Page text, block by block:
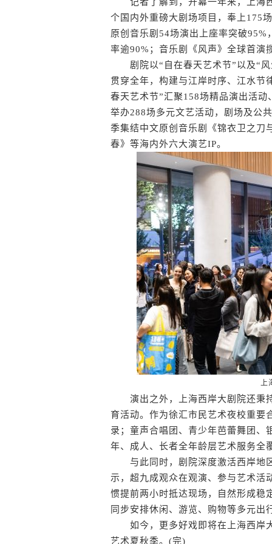
个国内外重磅大剧场项目，奉上175
原创音乐剧54场演出上座率突破
率逾90%；音乐剧《风声》全球首演
剧院以“自在春天艺术节”以及“风
贯穿全年，构建与江岸时序、江水节
春天艺术节”汇聚158场精品演出活
举办288场多元文艺活动，剧场及公
季集结中文原创音乐剧《锦衣卫之刀
春》等海内外六大演艺IP。
上
演出之外，上海西岸大剧院还秉
育活动。作为徐汇市民艺术夜校重要
录；童声合唱团、青少年芭蕾舞团、
年、成人、长者全年龄层艺术服务全
与此同时，剧院深度激活西岸地
示，超九成观众在观演、参与艺术活
惯提前两小时抵达现场，自然形成稳
同步安排休闲、游览、购物等多元
如今，更多好戏即将在上海西岸大
艺术夏秋季。(完)